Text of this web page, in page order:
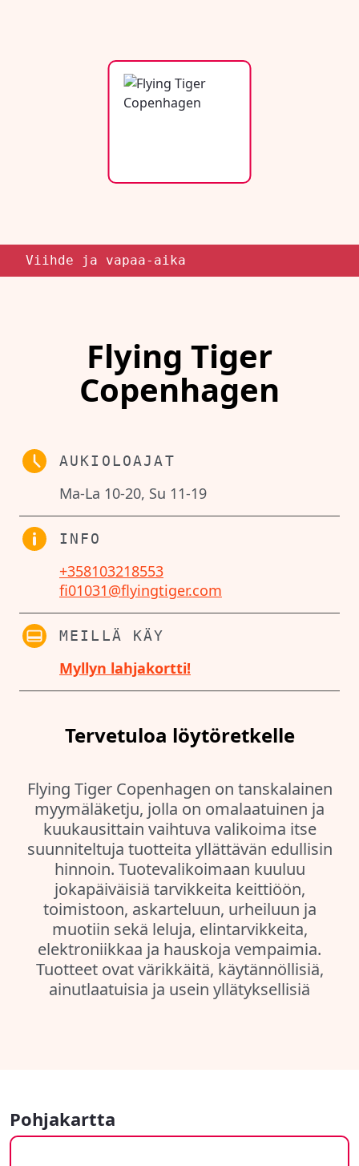
Viihde ja vapaa-aika
Flying Tiger
Copenhagen
AUKIOLOAJAT
Ma-La 10-20, Su 11-19
INFO
+358103218553
fi01031@flyingtiger.com
MEILLÄ KÄY
Myllyn lahjakortti!
Tervetuloa löytöretkelle
Flying Tiger Copenhagen on tanskalainen
myymäläketju, jolla on omalaatuinen ja
kuukausittain vaihtuva valikoima itse
suunniteltuja tuotteita yllättävän edullisin
hinnoin. Tuotevalikoimaan kuuluu
jokapäiväisiä tarvikkeita keittiöön,
toimistoon, askarteluun, urheiluun ja
muotiin sekä leluja, elintarvikkeita,
elektroniikkaa ja hauskoja vempaimia.
Tuotteet ovat värikkäitä, käytännöllisiä,
ainutlaatuisia ja usein yllätyksellisiä
Pohjakartta